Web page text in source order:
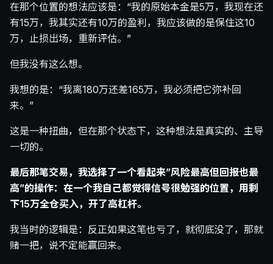
在那个位置的想法应该是：“我的原始本金是5万，我现在还
有15万，我其实还有10万的盈利，我应该做的是保住这10
万，止损出场，重新评估。”
但我没有这么想。
我想的是：“我离180万还差165万，我必须把它弥补回
来。”
这是一种扭曲，但在那个状态下，这种想法是真实的、主导
一切的。
最后那笔交易，我选择了一个看起来”风险最高但回报也最
高”的操作：在一个我自己都觉得信号很勉强的位置，用剩
下15万全仓买入，开了高杠杆。
我当时的逻辑是：反正如果这笔也亏了，就彻底没了，那就
赌一把，说不定能赢回来。